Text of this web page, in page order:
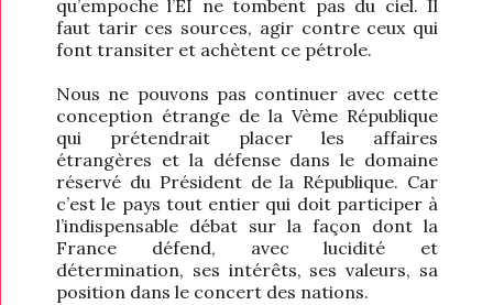
qu’empoche l’EI ne tombent pas du ciel. Il
faut tarir ces sources, agir contre ceux qui
font transiter et achètent ce pétrole.
Nous ne pouvons pas continuer avec cette
conception étrange de la Vème République
qui prétendrait placer les affaires
étrangères et la défense dans le domaine
réservé du Président de la République. Car
c’est le pays tout entier qui doit participer à
l’indispensable débat sur la façon dont la
France défend, avec lucidité et
détermination, ses intérêts, ses valeurs, sa
position dans le concert des nations.